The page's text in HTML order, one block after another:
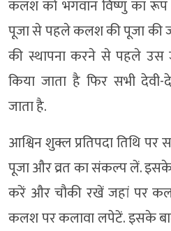
कलश को भगवान विष्णु का रूप
पूजा से पहले कलश की पूजा की
की स्थापना करने से पहले
किया जाता है फिर सभी
जाता है.
आश्विन शुक्ल प्रतिपदा तिथि
पूजा और व्रत का संकल्प लें.
करें और चौकी रखें जहां पर
कलश पर कलावा लपेटें. इसके